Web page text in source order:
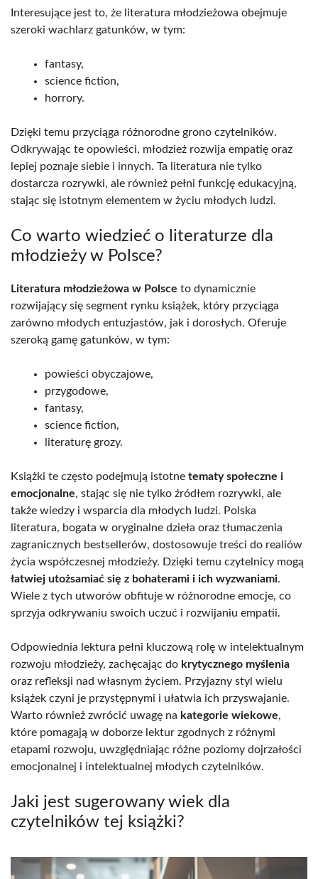
Interesujące jest to, że literatura młodzieżowa obejmuje
szeroki wachlarz gatunków, w tym:
fantasy,
science fiction,
horrory.
Dzięki temu przyciąga różnorodne grono czytelników.
Odkrywając te opowieści, młodzież rozwija empatię oraz
lepiej poznaje siebie i innych. Ta literatura nie tylko
dostarcza rozrywki, ale również pełni funkcję edukacyjną,
stając się istotnym elementem w życiu młodych ludzi.
Co warto wiedzieć o literaturze dla
młodzieży w Polsce?
Literatura młodzieżowa w Polsce to dynamicznie
rozwijający się segment rynku książek, który przyciąga
zarówno młodych entuzjastów, jak i dorosłych. Oferuje
szeroką gamę gatunków, w tym:
powieści obyczajowe,
przygodowe,
fantasy,
science fiction,
literaturę grozy.
Książki te często podejmują istotne tematy społeczne i
emocjonalne, stając się nie tylko źródłem rozrywki, ale
także wiedzy i wsparcia dla młodych ludzi. Polska
literatura, bogata w oryginalne dzieła oraz tłumaczenia
zagranicznych bestsellerów, dostosowuje treści do realiów
życia współczesnej młodzieży. Dzięki temu czytelnicy mogą
łatwiej utożsamiać się z bohaterami i ich wyzwaniami.
Wiele z tych utworów obfituje w różnorodne emocje, co
sprzyja odkrywaniu swoich uczuć i rozwijaniu empatii.
Odpowiednia lektura pełni kluczową rolę w intelektualnym
rozwoju młodzieży, zachęcając do krytycznego myślenia
oraz refleksji nad własnym życiem. Przyjazny styl wielu
książek czyni je przystępnymi i ułatwia ich przyswajanie.
Warto również zwrócić uwagę na kategorie wiekowe,
które pomagają w doborze lektur zgodnych z różnymi
etapami rozwoju, uwzględniając różne poziomy dojrzałości
emocjonalnej i intelektualnej młodych czytelników.
Jaki jest sugerowany wiek dla
czytelników tej książki?